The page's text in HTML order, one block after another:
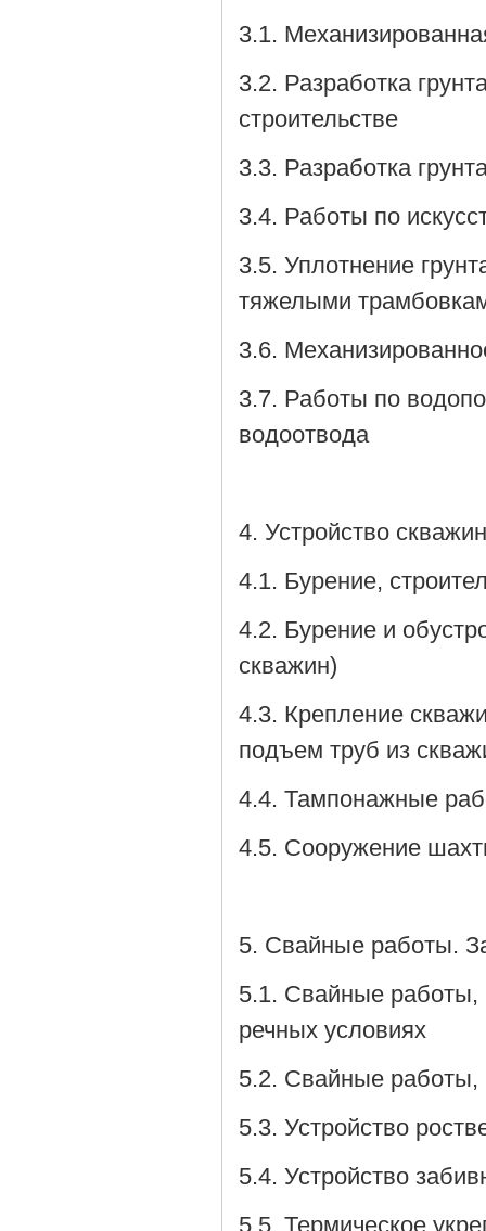
3.1.
3.2. Разработка
строительстве
3.3. Разработка
3.4. Работы по
3.5. Уплотнение
тяжелыми
3.6.
3.7. Работы по
водоотвода
4. Устройство
4.1. Бурение,
4.2. Бурение и
скважин)
4.3. Крепление
подъем труб из
4.4. Тампонажные
4.5. Сооружение
5. Свайные работы.
5.1. Свайные работы,
речных условиях
5.2. Свайные работы,
5.3. Устройство
5.4. Устройство
5.5. Термическое